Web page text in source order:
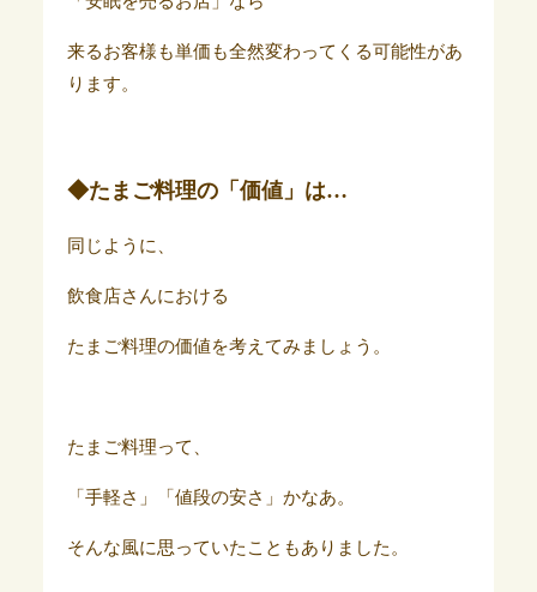
来るお客様も単価も全然変わってくる可能性があ
ります。
◆たまご料理の「価値」は…
同じように、
飲食店さんにおける
たまご料理の価値を考えてみましょう。
たまご料理って、
「手軽さ」「値段の安さ」かなあ。
そんな風に思っていたこともありました。